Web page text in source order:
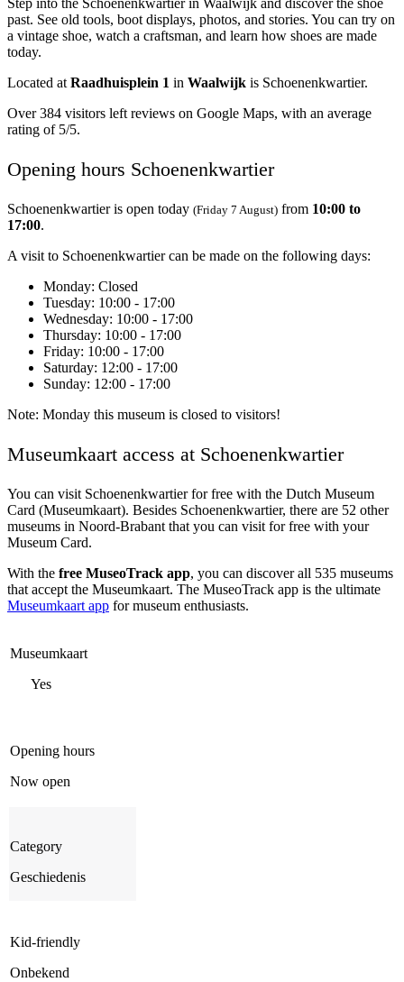
Step into the Schoenenkwartier in Waalwijk and discover the shoe
past. See old tools, boot displays, photos, and stories. You can try on
a vintage shoe, watch a craftsman, and learn how shoes are made
today.
Located at Raadhuisplein 1 in Waalwijk is Schoenenkwartier.
Over 384 visitors left reviews on Google Maps, with an average
rating of 5/5.
Opening hours Schoenenkwartier
Schoenenkwartier is open today (Friday 7 August) from 10:00 to
17:00.
A visit to Schoenenkwartier can be made on the following days:
Monday: Closed
Tuesday: 10:00 - 17:00
Wednesday: 10:00 - 17:00
Thursday: 10:00 - 17:00
Friday: 10:00 - 17:00
Saturday: 12:00 - 17:00
Sunday: 12:00 - 17:00
Note: Monday this museum is closed to visitors!
Museumkaart access at Schoenenkwartier
You can visit Schoenenkwartierfor free with the Dutch Museum
Card (Museumkaart). Besides Schoenenkwartier, there are 52 other
museums in Noord-Brabant that you can visit for free with your
Museum Card.
With the free MuseoTrack app, you can discover all 535 museums
that accept the Museumkaart. The MuseoTrack app is the ultimate
Museumkaart app for museum enthusiasts.
Museumkaart
Yes
Opening hours
Now open
Category
Geschiedenis
Kid-friendly
Onbekend